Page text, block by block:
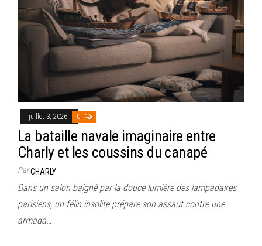
juillet 3, 2026 0
La bataille navale imaginaire entre
Charly et les coussins du canapé
ParCHARLY
Dans un salon baigné par la douce lumière des lampadaires
parisiens, un félin insolite prépare son assaut contre une
armada…